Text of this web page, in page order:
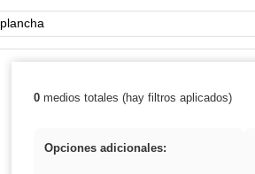
Palabra o frase:
Resultados de: plancha
0medios totales (hay filtros aplicados)
Opciones adicionales: